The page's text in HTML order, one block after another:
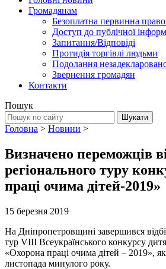
Громадянам
Безоплатна первинна
Доступ до публічної
Запитання/Відповіді
Протидія торгівлі людьми
Подолання
Звернення громадян
Контакти
Пошук
Головна > Новини >
Визначено переможців
регіонального туру
праці очима дітей-2019»
15 березня 2019
На Дніпропетровщині завершився
тур VIІІ Всеукраїнського конкурсу
«Охорона праці очима дітей – 2019»,
листопада минулого року.